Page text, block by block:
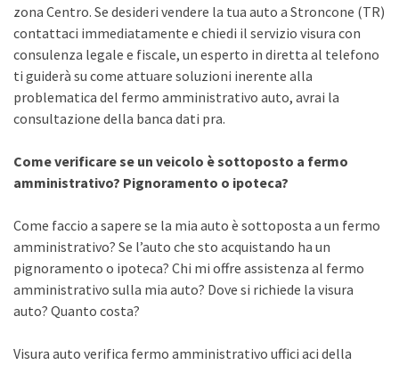
zona Centro. Se desideri vendere la tua auto a Stroncone (TR)
contattaci immediatamente e chiedi il servizio visura con
consulenza legale e fiscale, un esperto in diretta al telefono
ti guiderà su come attuare soluzioni inerente alla
problematica del fermo amministrativo auto, avrai la
consultazione della banca dati pra.
Come verificare se un veicolo è sottoposto a fermo
amministrativo? Pignoramento o ipoteca?
Come faccio a sapere se la mia auto è sottoposta a un fermo
amministrativo? Se l’auto che sto acquistando ha un
pignoramento o ipoteca? Chi mi offre assistenza al fermo
amministrativo sulla mia auto? Dove si richiede la visura
auto? Quanto costa?
Visura auto verifica fermo amministrativo uffici aci della